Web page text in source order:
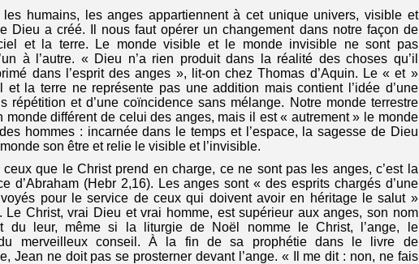
les humains, les anges appartiennent à cet unique univers, visible et
Dieu a créé. Il nous faut opérer un changement dans notre façon de
et la terre. Le monde visible et le monde invisible ne sont pas
à l’autre. « Dieu n’a rien produit dans la réalité des choses qu’il
dans l’esprit des anges », lit-on chez Thomas d’Aquin. Le « et »
et la terre ne représente pas une addition mais contient l’idée d’une
répétition et d’une coïncidence sans mélange. Notre monde terrestre
monde différent de celui des anges, mais il est « autrement » le monde
hommes : incarnée dans le temps et l’espace, la sagesse de Dieu
son être et relie le visible et l’invisible.
ceux que le Christ prend en charge, ce ne sont pas les anges, c’est la
d’Abraham (Hebr 2,16). Les anges sont « des esprits chargés d’une
pour le service de ceux qui doivent avoir en héritage le salut »
Le Christ, vrai Dieu et vrai homme, est supérieur aux anges, son nom
du leur, même si la liturgie de Noël nomme le Christ, l’ange, le
merveilleux conseil. À la fin de sa prophétie dans le livre de
Jean ne doit pas se prosterner devant l’ange. « Il me dit : non, ne fais